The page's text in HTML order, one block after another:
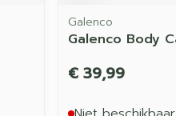
Galenco
Galenco Body
€ 39,99